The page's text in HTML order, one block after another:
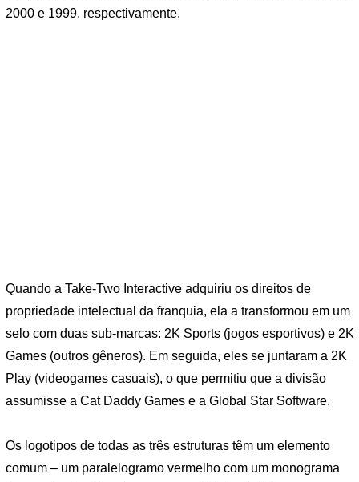
2000 e 1999. respectivamente.
Quando a Take-Two Interactive adquiriu os direitos de
propriedade intelectual da franquia, ela a transformou em um
selo com duas sub-marcas: 2K Sports (jogos esportivos) e 2K
Games (outros gêneros). Em seguida, eles se juntaram a 2K
Play (videogames casuais), o que permitiu que a divisão
assumisse a Cat Daddy Games e a Global Star Software.
Os logotipos de todas as três estruturas têm um elemento
comum – um paralelogramo vermelho com um monograma